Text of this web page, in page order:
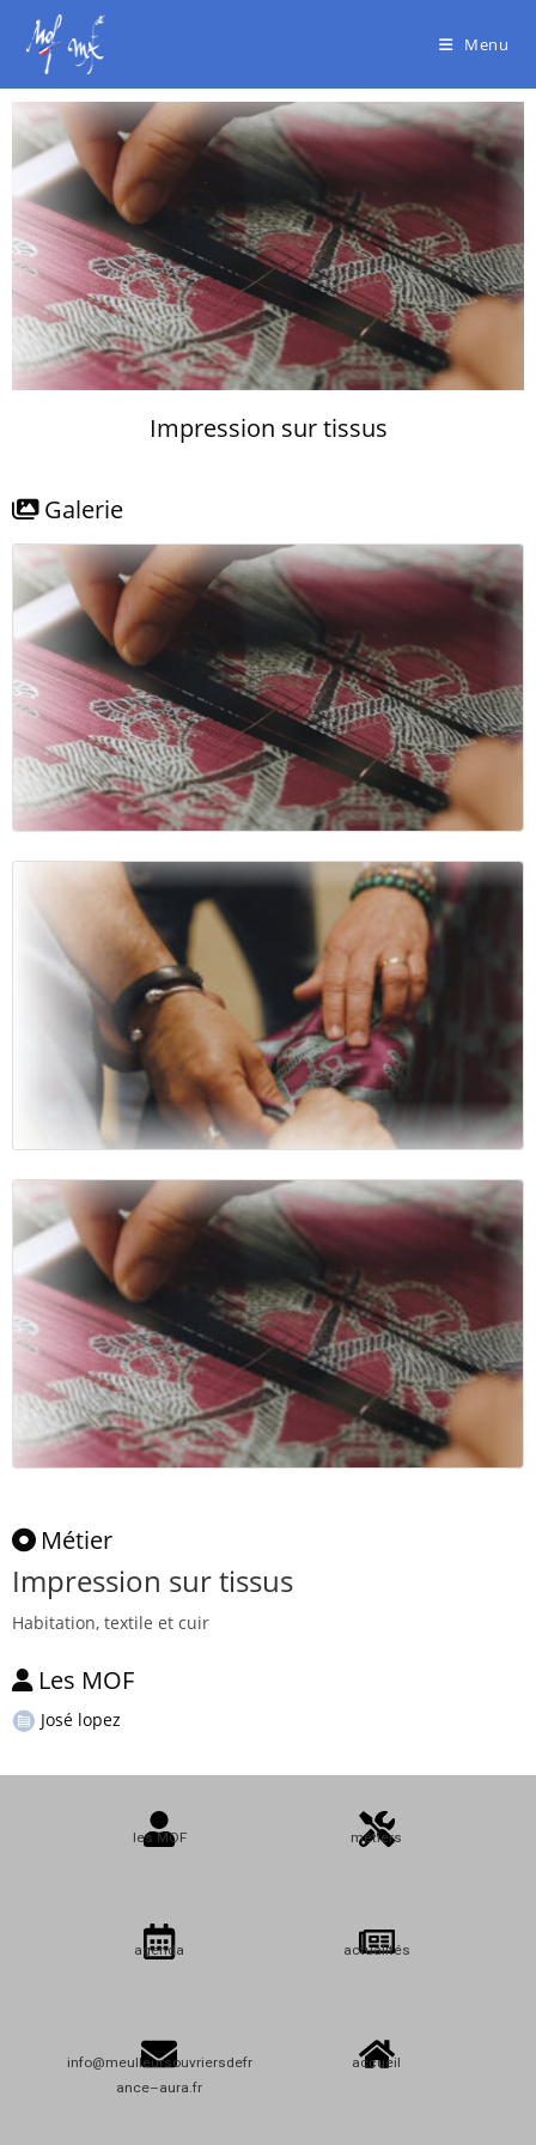
Menu
Impression sur tissus
Galerie
Métier
Impression sur tissus
Habitation, textile et cuir
Les MOF
José lopez
les MOF métiers
agenda actualités
info@meulleursouvriersdefr
ance–aura.fr
accueil